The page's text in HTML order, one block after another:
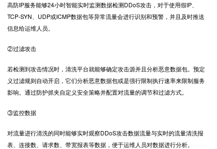
高防IP服务能够24小时智能实时监测数据检测DDoS攻击，对于使用假IP、
TCP-SYN、UDP或ICMP数据包等异常流量会进行识别和预警，并且及时推送
信息给运维人员。
②过滤攻击
若检测到攻击情况时，清洗平台就能够确定攻击源并且分析恶意数据包。预定
义过滤规则自动开启，它们分析恶意数据包或是强行限制执行速率来限制服务
影响。通过防护抓夹自定义安全策略并配置对流量的调节和过滤方式。
③监控数据
对流量进行清洗的同时能够实时观察DDoS攻击数据流量与实时的流量清洗报
表、连接数、请求数、带宽报表等数据，便于运维人员对数据进行分析。